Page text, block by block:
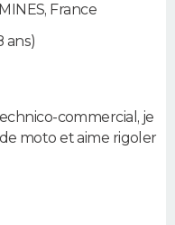
, France
ans)
commercial, je
moto et aime rigoler